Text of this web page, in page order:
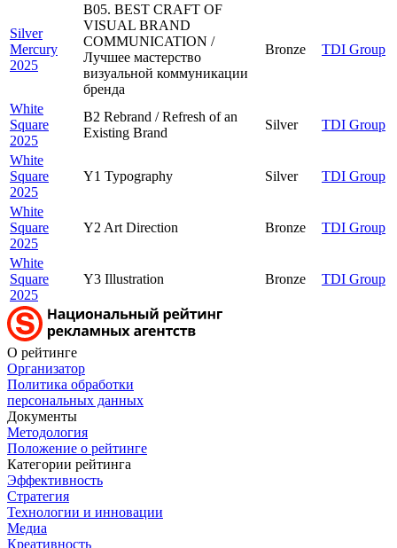
Silver
Mercury
2025
B05. BEST CRAFT OF
VISUAL BRAND
COMMUNICATION /
Лучшее мастерство
визуальной коммуникации
бренда
Bronze TDI Group
White
Square
2025
B2 Rebrand / Refresh of an
Еxisting Brand
Silver TDI Group
White
Square
2025
Y1 Typography Silver TDI Group
White
Square
2025
Y2 Art Direction Bronze TDI Group
White
Square
2025
Y3 Illustration Bronze TDI Group
О рейтинге
Организатор
Политика обработки
персональных данных
Документы
Методология
Положение о рейтинге
Категории рейтинга
Эффективность
Стратегия
Технологии и инновации
Медиа
Креативность